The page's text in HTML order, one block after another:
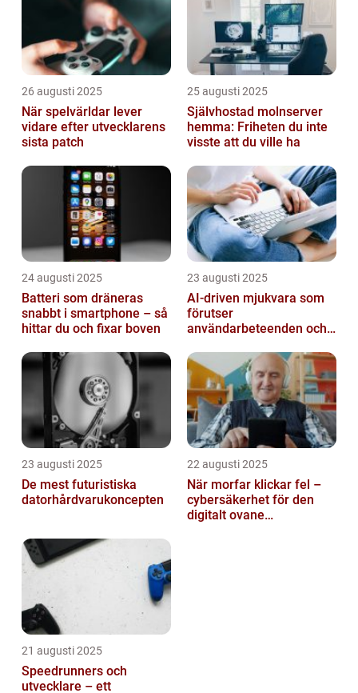
26 augusti 2025
När spelvärldar lever
vidare efter utvecklarens
sista patch
25 augusti 2025
Självhostad molnserver
hemma: Friheten du inte
visste att du ville ha
24 augusti 2025
Batteri som dräneras
snabbt i smartphone – så
hittar du och fixar boven
23 augusti 2025
AI-driven mjukvara som
förutser
användarbeteenden och
23 augusti 2025
De mest futuristiska
datorhårdvarukoncepten
22 augusti 2025
När morfar klickar fel –
cybersäkerhet för den
digitalt ovane
21 augusti 2025
Speedrunners och
utvecklare – ett